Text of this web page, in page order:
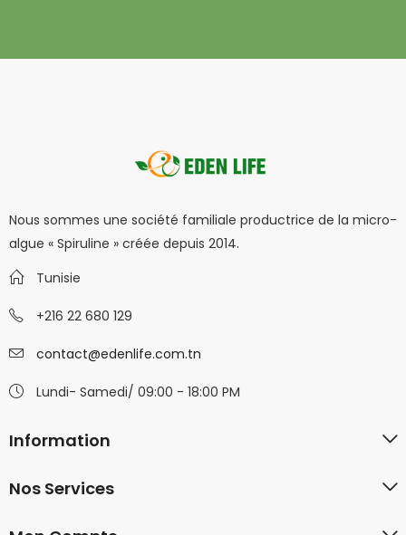
Nous sommes une société familiale productrice de la micro-
algue « Spiruline » créée depuis 2014.
Tunisie
+216 22 680 129
contact@edenlife.com.tn
Lundi- Samedi/ 09:00 - 18:00 PM
Information
Nos Services